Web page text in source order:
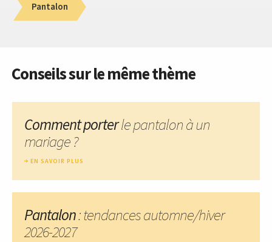
Pantalon
Conseils sur le même thème
Comment porterle pantalon à un
mariage ?
EN SAVOIR PLUS
Pantalon: tendances automne/hiver
2026-2027